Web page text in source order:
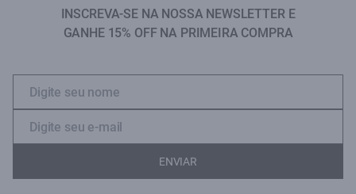
INSCREVA-SE NA NOSSA NEWSLETTER E
GANHE 15% OFF NA PRIMEIRA COMPRA
ENVIAR